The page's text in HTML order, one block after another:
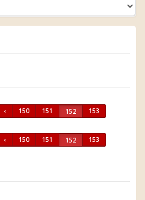
‹ 150 151 152 153
‹ 150 151 152 153